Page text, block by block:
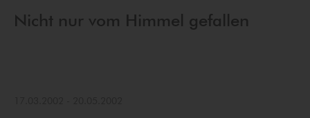
Nicht nur vom Himmel gefallen